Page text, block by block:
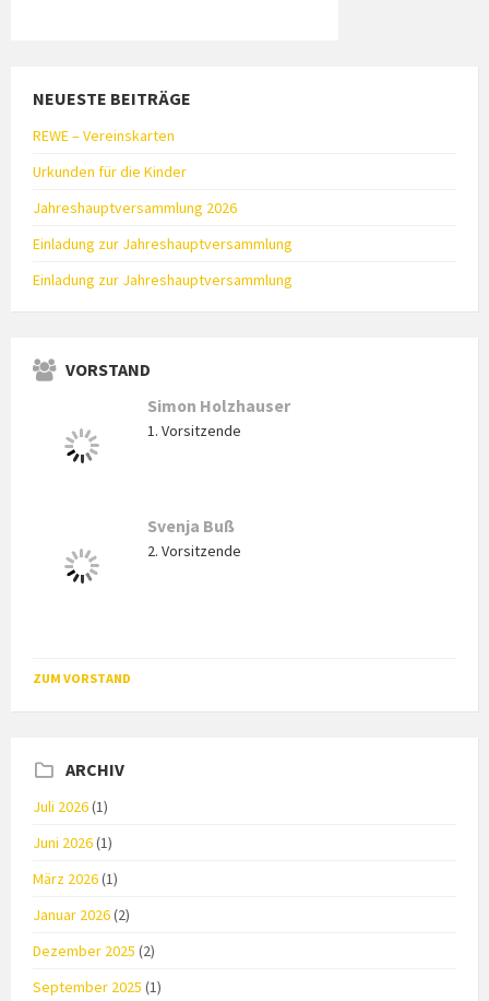
NEUESTE BEITRÄGE
REWE – Vereinskarten
Urkunden für die Kinder
Jahreshauptversammlung 2026
Einladung zur Jahreshauptversammlung
Einladung zur Jahreshauptversammlung
VORSTAND
Simon Holzhauser
1. Vorsitzende
Svenja Buß
2. Vorsitzende
ZUM VORSTAND
ARCHIV
Juli 2026(1)
Juni 2026(1)
März 2026(1)
Januar 2026(2)
Dezember 2025 (2)
September 2025 (1)